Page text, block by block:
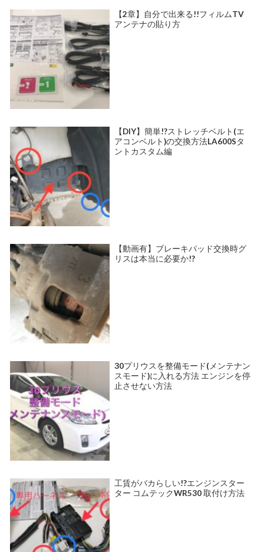
【2章】自分で出来る!!フィルムTV
アンテナの貼り方
【DIY】簡単!?ストレッチベルト(エ
アコンベルト)の交換方法LA600Sタ
ントカスタム編
【動画有】ブレーキパッド交換時グ
リスは本当に必要か!?
30プリウスを整備モード(メンテナン
スモード)に入れる方法 エンジンを停
止させない方法
工賃がバカらしい!?エンジンスター
ター コムテックWR530 取付け方法